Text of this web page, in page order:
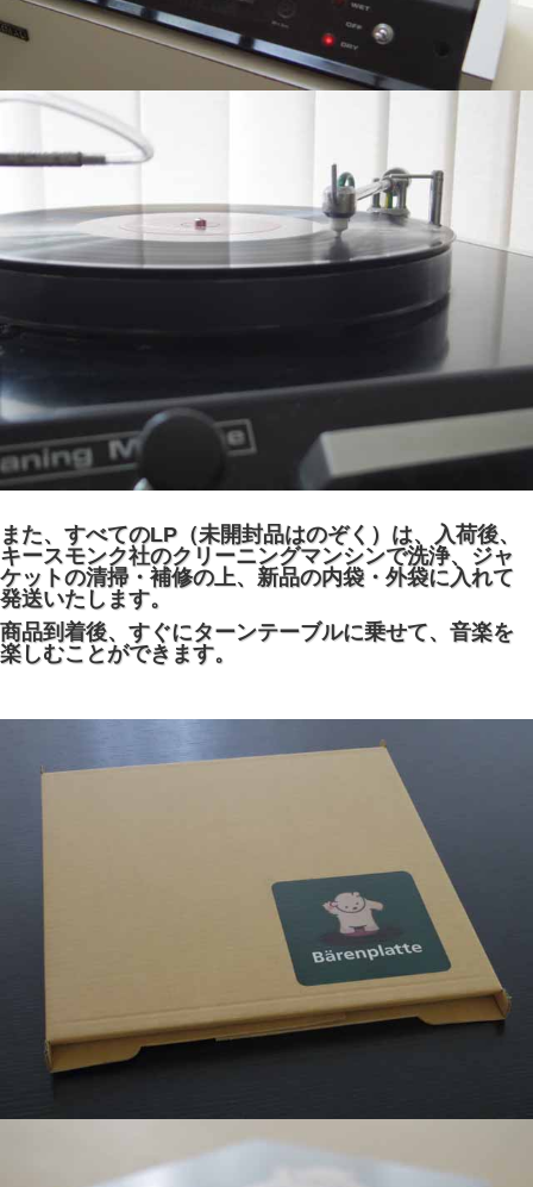
また、すべてのLP（未開封品はのぞく）は、入荷後、
キースモンク社のクリーニングマンシンで洗浄、ジャ
ケットの清掃・補修の上、新品の内袋・外袋に入れて
発送いたします。
商品到着後、すぐにターンテーブルに乗せて、音楽を
楽しむことができます。